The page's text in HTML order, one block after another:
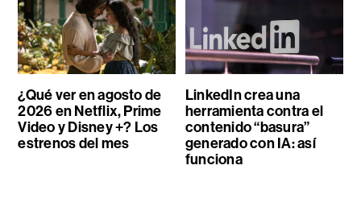
¿Qué ver en agosto de
2026 en Netflix, Prime
Video y Disney +? Los
estrenos del mes
LinkedIn crea una
herramienta contra el
contenido “basura”
generado con IA: así
funciona